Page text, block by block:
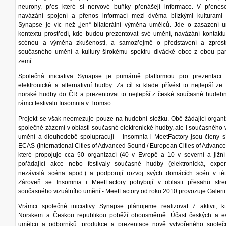
neurony, přes které si nervové buňky přenášejí informace. V
navázání spojení a přenos informací mezi dvěma blízkými kulturami
Synapse je víc než „jen“ bilaterální výměna umělců. Jde o zasazení
kontextu prostředí, kde budou prezentovat své umění, navázání
scénou a výměna zkušeností, a samozřejmě o představení a
současného umění a kultury širokému spektru divácké obce z obou
zemí.
Společná iniciativa Synapse je primárně platformou pro prezentaci
elektronické a alternativní hudby. Za cíl si klade přívést to nejlepší ze
norské hudby do ČR a prezentovat to nejlepší z české současné
rámci festivalu Insomnia v Tromso.
Projekt se však neomezuje pouze na hudební složku. Obě žádající
společné zázemí v oblasti současné elektronické hudby, ale i současného
umění a dlouhodobě spolupracují – Insomnia i MeetFactory jsou členy
ECAS (International Cities of Advanced Sound / European Cities of
které propojuje cca 50 organizací (40 v Evropě a 10 v severní a jižní
pořádající akce nebo festivaly současné hudby (elektronická,
nezávislá scéna apod.) a podporují rozvoj svých domácích scén v
Zároveň se Insomnia i MeetFactory pohybují v oblasti přesahů
současného vizuálního umění - MeetFactory od roku 2010 provozuje
Vrámci společné iniciativy Synapse plánujeme realizovat 7 aktivit,
Norskem a Českou republikou poběží obousměrně. Účast českých a